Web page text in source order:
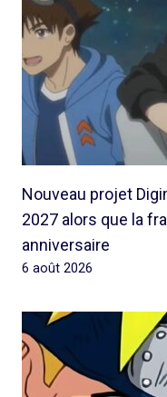
Nouveau projet
2027 alors que la
anniversaire
6 août 2026